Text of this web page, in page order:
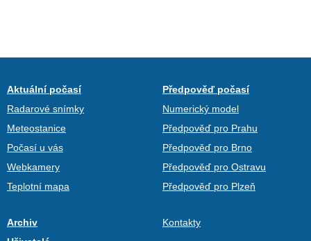
Aktuální počasí
Radarové snímky
Meteostanice
Počasí u vás
Webkamery
Teplotní mapa
Předpověď počasí
Numerický model
Předpověď pro Prahu
Předpověď pro Brno
Předpověď pro Ostravu
Předpověď pro Plzeň
Archiv
Kontakty